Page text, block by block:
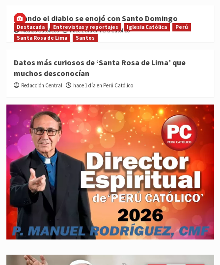
Cuando el diablo se enojó con Santo Domingo
Medios Católicos hace 1 día en Perú Católico
Destacada Entrevistas y reportajes Iglesia Católica
Perú
Santa Rosa de Lima
Santos
Datos más curiosos de ‘Santa Rosa de Lima’ que
muchos desconocían
Redacción Central hace 1 día en Perú Católico